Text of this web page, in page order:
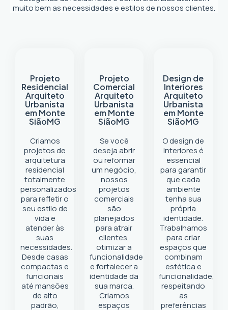
muito bem as necessidades e estilos de nossos clientes.
Projeto
Residencial
Arquiteto
Urbanista
em Monte
SiãoMG
Criamos
projetos de
arquitetura
residencial
totalmente
personalizados
para refletir o
seu estilo de
vida e
atender às
suas
necessidades.
Desde casas
compactas e
funcionais
até mansões
de alto
padrão,
Projeto
Comercial
Arquiteto
Urbanista
em Monte
SiãoMG
Se você
deseja abrir
ou reformar
um negócio,
nossos
projetos
comerciais
são
planejados
para atrair
clientes,
otimizar a
funcionalidade
e fortalecer a
identidade da
sua marca.
Criamos
espaços
Design de
Interiores
Arquiteto
Urbanista
em Monte
SiãoMG
O design de
interiores é
essencial
para garantir
que cada
ambiente
tenha sua
própria
identidade.
Trabalhamos
para criar
espaços que
combinam
estética e
funcionalidade,
respeitando
as
preferências